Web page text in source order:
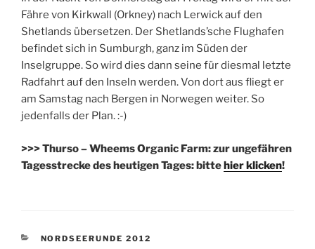
Fähre von Kirkwall (Orkney) nach Lerwick auf den
Shetlands übersetzen. Der Shetlands’sche Flughafen
befindet sich in Sumburgh, ganz im Süden der
Inselgruppe. So wird dies dann seine für diesmal letzte
Radfahrt auf den Inseln werden. Von dort aus fliegt er
am Samstag nach Bergen in Norwegen weiter. So
jedenfalls der Plan. :-)
>>> Thurso – Wheems Organic Farm: zur ungefähren
Tagesstrecke des heutigen Tages: bittehier klicken!
KATEGORIEN
NORDSEERUNDE 2012